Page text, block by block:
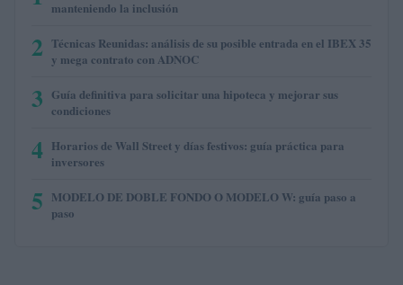
manteniendo la inclusión
2 Técnicas Reunidas: análisis de su posible entrada en el IBEX 35
y mega contrato con ADNOC
3 Guía definitiva para solicitar una hipoteca y mejorar sus
condiciones
4 Horarios de Wall Street y días festivos: guía práctica para
inversores
5 MODELO DE DOBLE FONDO O MODELO W: guía paso a
paso